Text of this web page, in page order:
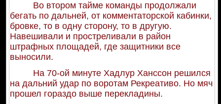
Во втором тайме команды продолжали
бегать по дальней, от комментаторской кабинки,
бровке, то в одну сторону, то в другую.
Навешивали и простреливали в район
штрафных площадей, где защитники все
выносили.
На 70-ой минуте Хадлур Ханссон решился
на дальний удар по воротам Рекреативо. Но мяч
прошел гораздо выше перекладины.